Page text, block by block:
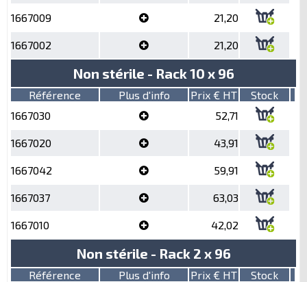
1667009 21,20
1667002 21,20
Non stérile - Rack 10 x 96
Référence Plus d'info Prix € HT
Stock
1667030
52,71
1667020 43,91
1667042 59,91
1667037 63,03
1667010 42,02
Non stérile - Rack 2 x 96
Référence Plus d'info Prix € HT
Stock